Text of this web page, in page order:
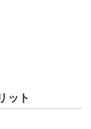
ット